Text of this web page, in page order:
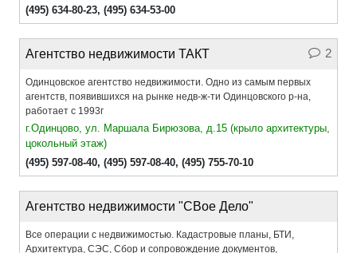
(495) 634-80-23, (495) 634-53-00
2
Агентство недвижимости ТАКТ
Одинцовское агентство недвижимости. Одно из самым первых
агентств, появившихся на рынке недв-ж-ти Одинцовского р-на,
работает с 1993г
г.Одинцово, ул. Маршала Бирюзова, д.15 (крыло архитектуры,
цокольный этаж)
(495) 597-08-40, (495) 597-08-40, (495) 755-70-10
Агентство недвижимости "СВое Дело"
Все операции с недвижимостью. Кадастровые планы, БТИ,
Архитектура, СЭС, Сбор и сопровождение документов,